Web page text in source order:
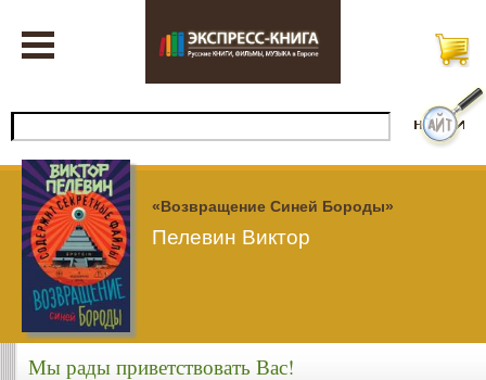
«Возвращение Синей Бороды»
Пелевин Виктор
Мы рады приветствовать Вас!